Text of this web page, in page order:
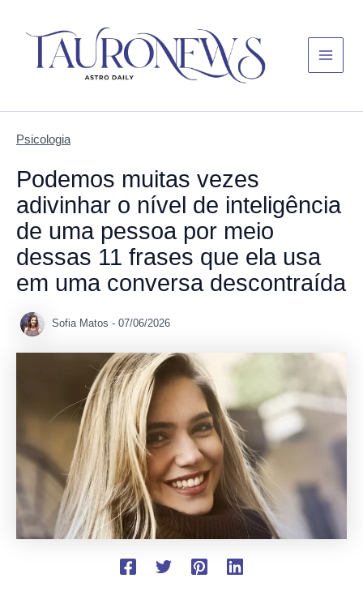
Menu
Psicologia
Podemos muitas vezes
adivinhar o nível de inteligência
de uma pessoa por meio
dessas 11 frases que ela usa
em uma conversa descontraída
Sofia Matos - 07/06/2026